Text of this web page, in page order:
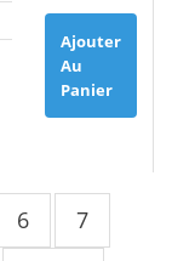
Ajouter
Au
Panier
6
7